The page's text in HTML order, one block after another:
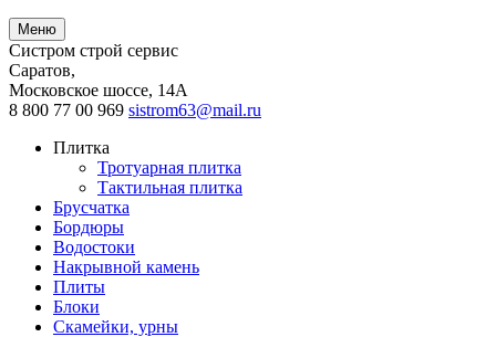
Меню
Систром строй сервис
Саратов,
Московское шоссе, 14А
8 800 77 00 969 sistrom63@mail.ru
Плитка
Тротуарная плитка
Тактильная плитка
Брусчатка
Бордюры
Водостоки
Накрывной камень
Плиты
Блоки
Скамейки, урны